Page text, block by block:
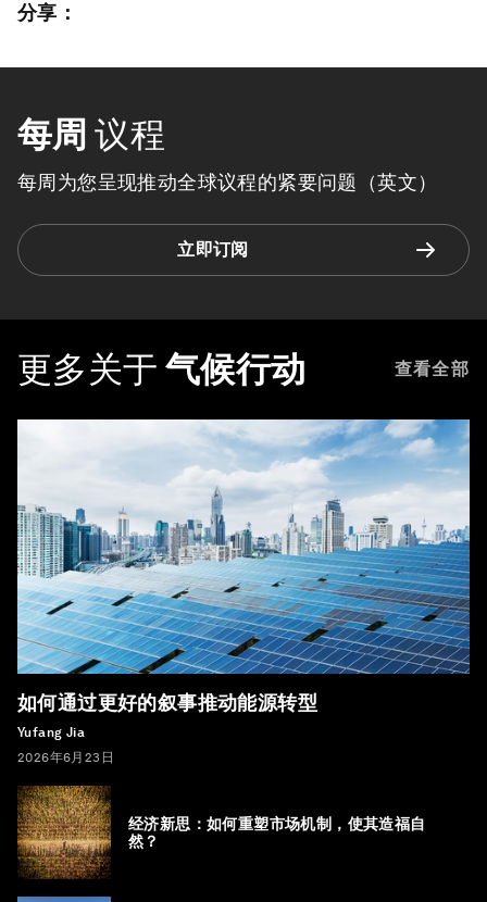
分享：
每周 议程
每周为您呈现推动全球议程的紧要问题（英文）
立即订阅
更多关于 气候行动 查看全部
如何通过更好的叙事推动能源转型
Yufang Jia
2026年6月23日
经济新思：如何重塑市场机制，使其造福自
然？